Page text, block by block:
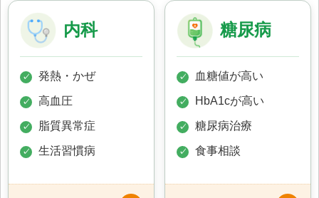
内科
✓ 発熱・かぜ
✓ 高血圧
✓ 脂質異常症
✓ 生活習慣病
糖尿病
✓ 血糖値が高い
✓ HbA1cが高い
✓ 糖尿病治療
✓ 食事相談